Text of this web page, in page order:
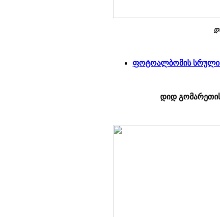
ფოტოალბომის სრული
დიდ